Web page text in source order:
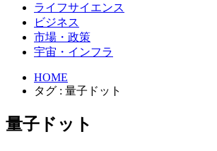
ライフサイエンス
ビジネス
市場・政策
宇宙・インフラ
HOME
タグ : 量子ドット
量子ドット